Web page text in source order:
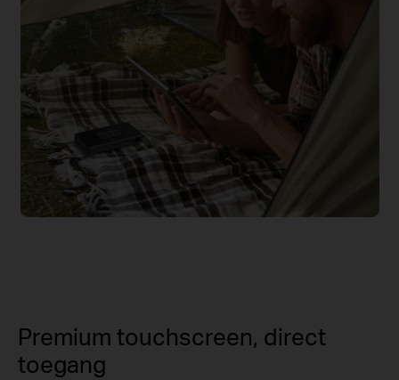
Premium touchscreen, direct
toegang